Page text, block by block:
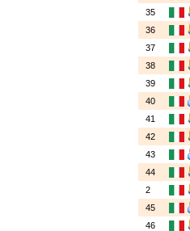
35
36
37
38
39
40
41
42
43
44
2
45
46